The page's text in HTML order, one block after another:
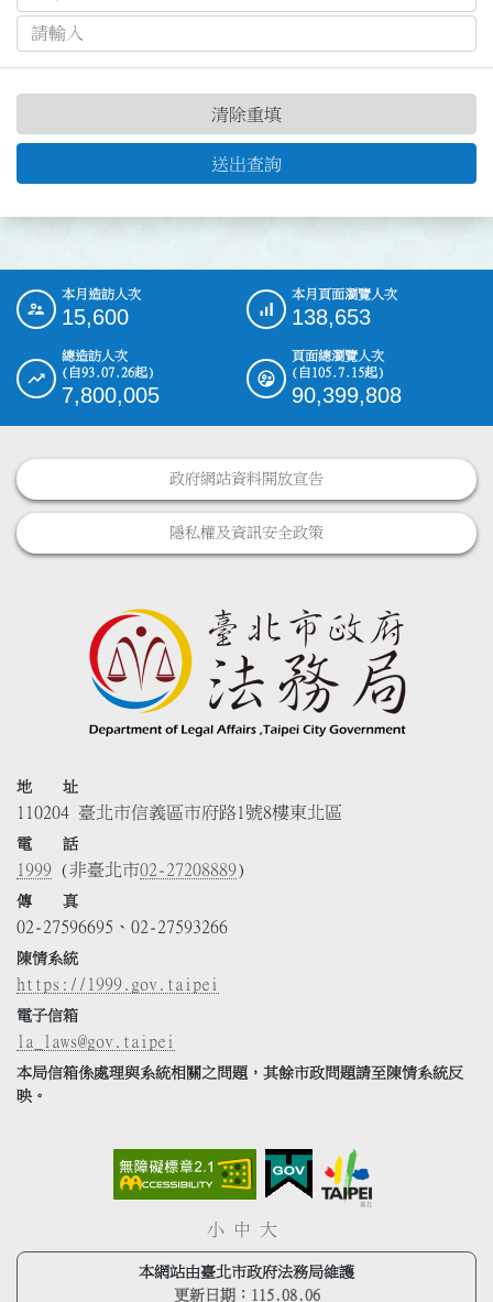
送出查詢
清除重填
::: 本月造訪人次
15,600
本月頁面瀏覽人次
138,653
總造訪人次
(自93.07.26起)
7,800,005
頁面總瀏覽人次
(自105.7.15起)
90,399,808
政府網站資料開放宣告
隱私權及資訊安全政策
地 址
110204 臺北市信義區市府路1號8樓東北區
電 話
1999 (非臺北市02-27208889)
傳 真
02-27596695、02-27593266
陳情系統
https://1999.gov.taipei
電子信箱
la_laws@gov.taipei
本局信箱係處理與系統相關之問題，其餘市政問題請至陳情系統反
映。
小 中 大
本網站由臺北市政府法務局維護
更新日期： 115.08.06